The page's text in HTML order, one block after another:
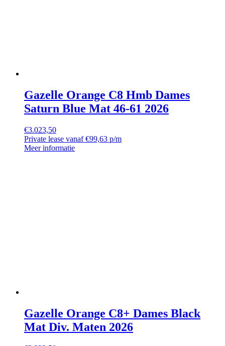
Gazelle Orange C8 Hmb Dames
Saturn Blue Mat 46-61 2026
€3.023,50
Private lease vanaf €99,63 p/m
Meer informatie
Gazelle Orange C8+ Dames Black
Mat Div. Maten 2026